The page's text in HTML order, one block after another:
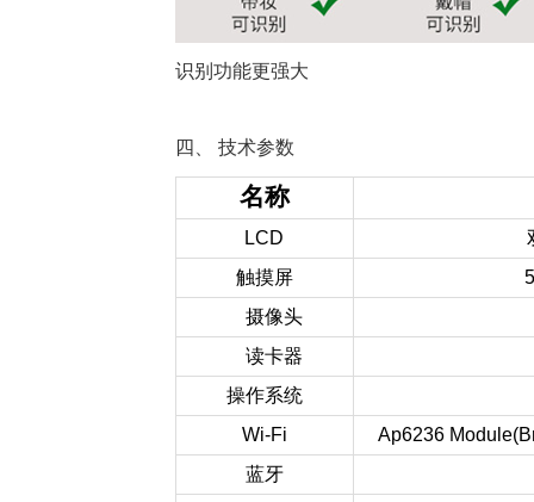
识别功能更强大
四、 技术参数
名称
LCD
触摸屏
摄像头
读卡器
操作系统
Wi-Fi
Ap6236
蓝牙